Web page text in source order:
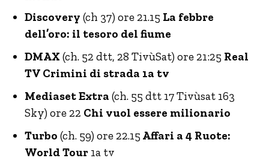
Discovery (ch 37) ore 21.15 La febbre
dell’oro: il tesoro del fiume
DMAX (ch. 52 dtt, 28 TivùSat) ore 21:25 Real
TV Crimini di strada 1a tv
Mediaset Extra (ch. 55 dtt 17 Tivùsat 163
Sky) ore 22 Chi vuol essere milionario
Turbo (ch. 59) ore 22.15 Affari a 4 Ruote:
World Tour 1a tv